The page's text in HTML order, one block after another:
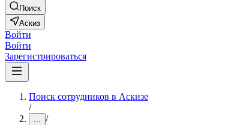
Поиск
Аскиз
Войти
Войти
Зарегистрироваться
Поиск сотрудников в Аскизе
/
... /